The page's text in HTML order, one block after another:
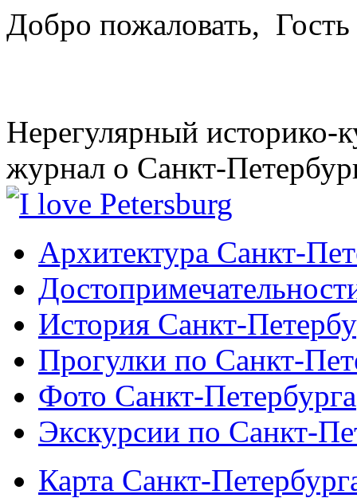
Добро пожаловать, Гость
Нерегулярный историко-
журнал о Санкт-
Архитектура Санкт-
История Санкт-
Прогулки по Санкт-
Фото Санкт-Петербурга
Экскурсии по Санкт-
Карта Санкт-